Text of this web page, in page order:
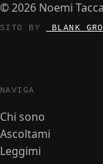
© 2026 Noemi
SITO BY _BLANK
NAVIGA
Chi sono
Ascoltami
Leggimi